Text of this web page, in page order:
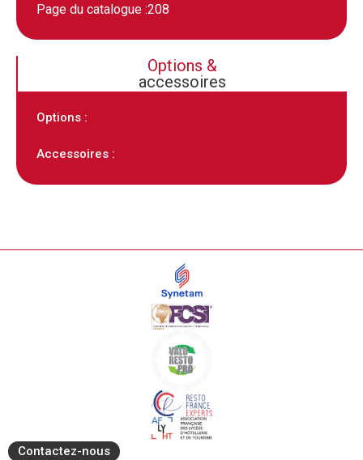
Page du catalogue :208
Options &
accessoires
Options :
Accessoires :
Contactez-nous